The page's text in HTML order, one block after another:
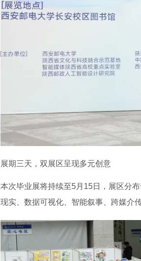
展期三天，双展区呈现多元创意
本次毕业展将持续至5月15日，展区分
现实、数据可视化、智能叙事、跨媒介